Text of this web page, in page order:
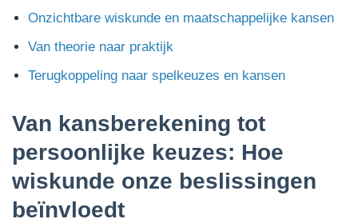
Onzichtbare wiskunde en maatschappelijke kansen
Van theorie naar praktijk
Terugkoppeling naar spelkeuzes en kansen
Van kansberekening tot
persoonlijke keuzes: Hoe
wiskunde onze beslissingen
beïnvloedt